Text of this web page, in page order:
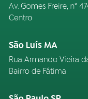
Av. Gomes Freire, n°
Centro
São Luís MA
Rua Armando Vieira
Bairro de Fátima